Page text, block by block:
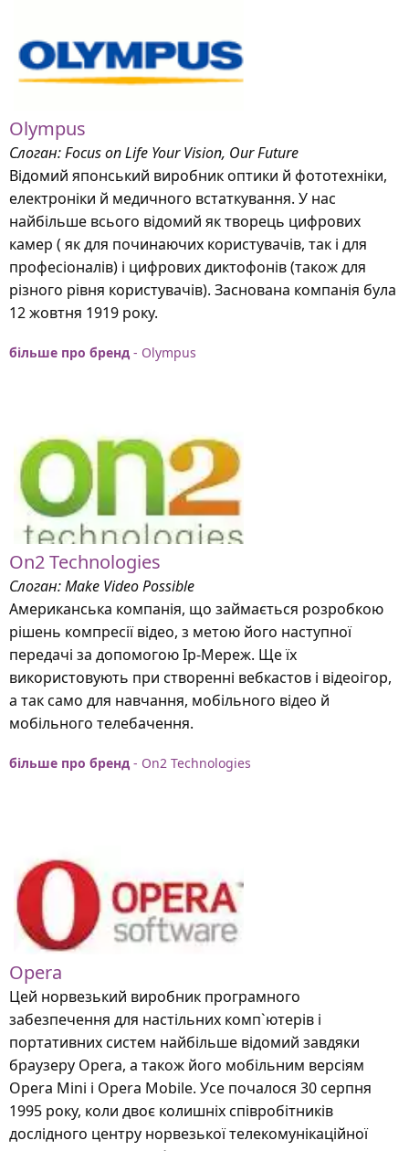
Olympus
Слоган: Focus on Life Your Vision, Our Future
Відомий японський виробник оптики й фототехніки,
електроніки й медичного встаткування. У нас
найбільше всього відомий як творець цифрових
камер ( як для починаючих користувачів, так і для
професіоналів) і цифрових диктофонів (також для
різного рівня користувачів). Заснована компанія була
12 жовтня 1919 року.
більше про бренд - Olympus
On2 Technologies
Слоган: Make Video Possible
Американська компанія, що займається розробкою
рішень компресії відео, з метою його наступної
передачі за допомогою Ip-Мереж. Ще їх
використовують при створенні вебкастов і відеоігор,
а так само для навчання, мобільного відео й
мобільного телебачення.
більше про бренд - On2 Technologies
Opera
Цей норвезький виробник програмного
забезпечення для настільних комп`ютерів і
портативних систем найбільше відомий завдяки
браузеру Opera, а також його мобільним версіям
Opera Mini і Opera Mobile. Усе почалося 30 серпня
1995 року, коли двоє колишніх співробітників
дослідного центру норвезької телекомунікаційної